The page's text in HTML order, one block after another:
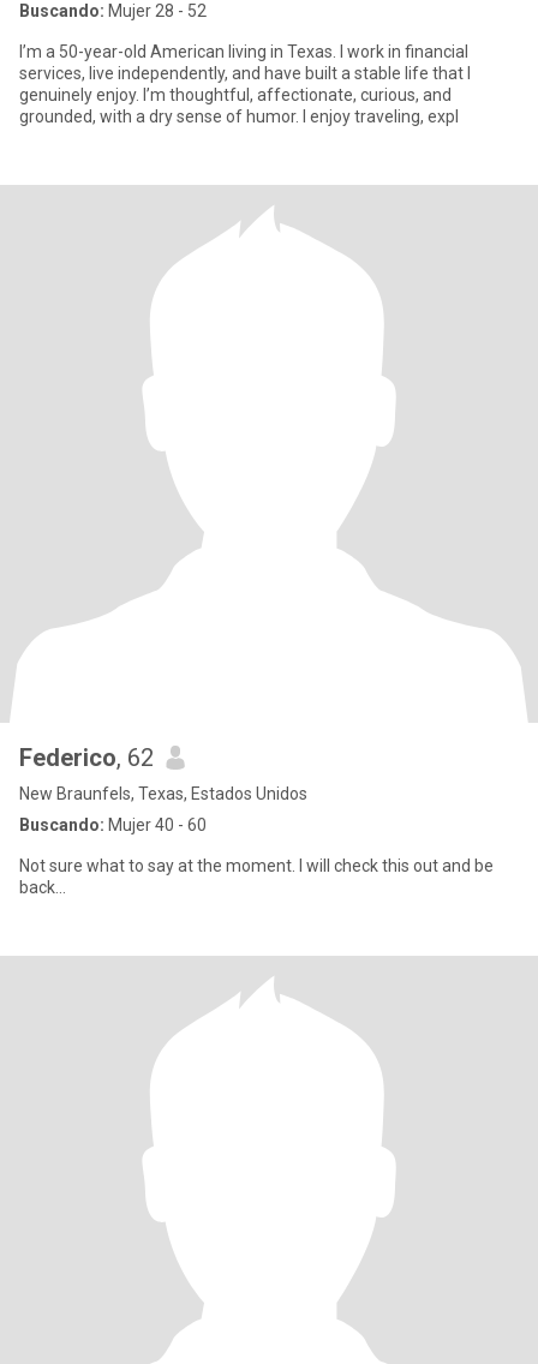
Buscando: Mujer 28 - 52
I’m a 50-year-old American living in Texas. I work in financial
services, live independently, and have built a stable life that I
genuinely enjoy. I’m thoughtful, affectionate, curious, and
grounded, with a dry sense of humor. I enjoy traveling, expl
Federico, 62
New Braunfels, Texas, Estados Unidos
Buscando: Mujer 40 - 60
Not sure what to say at the moment. I will check this out and be
back...